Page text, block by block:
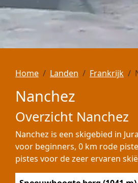
Home Landen Frankrijk
Nanchez
Overzicht Nanchez
Nanchez is een skigebied in
voor beginners, 0 km rode
pistes voor de zeer ervaren